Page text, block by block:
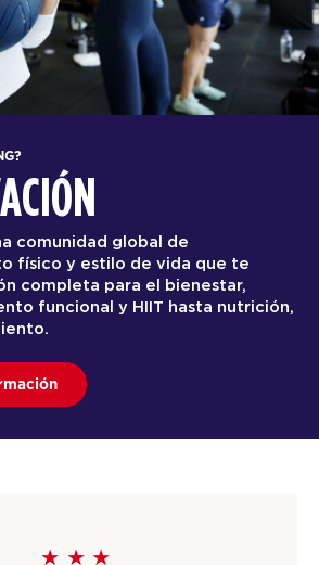
comunidad global de
físico y estilo de vida que te
completa para el bienestar,
funcional y HIIT hasta nutrición,